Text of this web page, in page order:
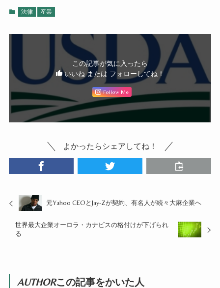
法律 産業
この記事が気に入ったら
いいね または フォローしてね！
Follow Me
よかったらシェアしてね！
元Yahoo CEOとJay-Zが契約、有名人が続々大麻企業へ
世界最大企業オーロラ・カナビスの格付けが下げられ
る
AUTHORこの記事をかいた人